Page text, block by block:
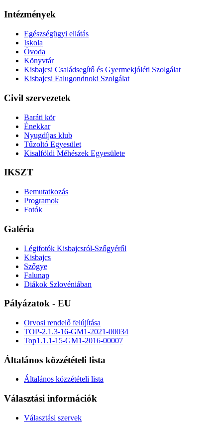
Intézmények
Egészségügyi ellátás
Iskola
Óvoda
Könyvtár
Kisbajcsi Családsegítő és Gyermekjóléti Szolgálat
Kisbajcsi Falugondnoki Szolgálat
Civil szervezetek
Baráti kör
Énekkar
Nyugdíjas klub
Tűzoltó Egyesület
Kisalföldi Méhészek Egyesülete
IKSZT
Bemutatkozás
Programok
Fotók
Galéria
Légifotók Kisbajcsról-Szőgyéről
Kisbajcs
Szőgye
Falunap
Diákok Szlovéniában
Pályázatok - EU
Orvosi rendelő felújítása
TOP-2.1.3-16-GM1-2021-00034
Top1.1.1-15-GM1-2016-00007
Általános közzétételi lista
Általános közzétételi lista
Választási információk
Választási szervek